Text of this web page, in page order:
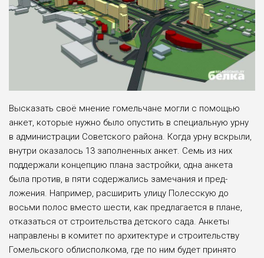
Высказать своё мнение гомельчане могли с помощью
анкет, которые нуж­но было опустить в специальную ур­ну
в администрации Советского рай­она. Когда урну вскрыли,
внутри ока­залось 13 заполненных анкет. Семь из них
поддержали концепцию плана за­стройки, одна анкета
была против, в пяти содержались замечания и пред­
ложения. Например, расширить ули­цу Полесскую до
восьми полос вместо шести, как предлагается в плане,
отка­заться от строительства детского сада. Анкеты
направлены в комитет по архи­тектуре и строительству
Гомельского облисполкома, где по ним будет при­нято